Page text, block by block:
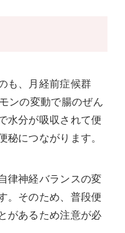
も、月経前症候群
ンの変動で腸のぜん
水分が吸収されて便
秘につながります。
律神経バランスの変
。そのため、普段便
があるため注意が必